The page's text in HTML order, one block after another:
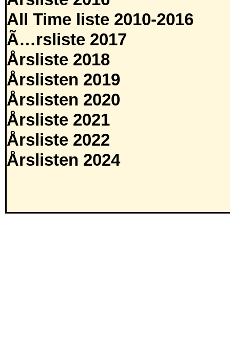
All Time liste 2010-2016
Ã…rsliste 2017
Årsliste 2018
Årslisten 2019
Årslisten 2020
Årsliste 2021
Årsliste 2022
Årslisten 2024